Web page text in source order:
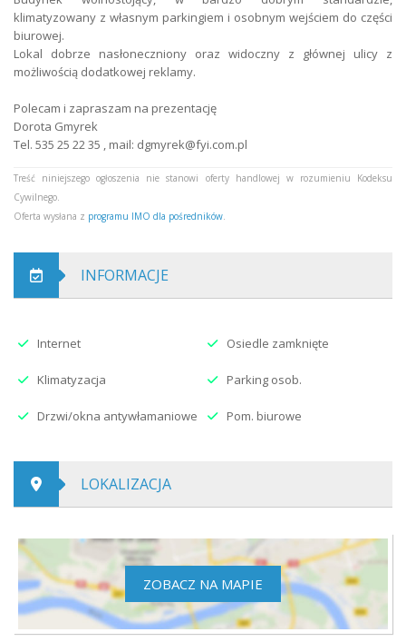
Ogrzewanie klimatyzowane
Liczba wejść 1
Typ lokalu
usługowy, usługi medyczne
klimatyzowany z własnym parkingiem i osobnym wejściem do części
biurowej.
Lokal dobrze nasłoneczniony oraz widoczny z głównej ulicy z
możliwością dodatkowej reklamy.
Polecam i zapraszam na prezentację
Dorota Gmyrek
Tel. 535 25 22 35 , mail: dgmyrek@fyi.com.pl
Treść niniejszego ogłoszenia nie stanowi oferty handlowej w rozumieniu Kodeksu
Cywilnego.
Oferta wysłana z programu IMO dla pośredników
INFORMACJE
Internet Osiedle zamknięte
Klimatyzacja Parking osob.
Drzwi/okna antywłamaniowe Pom. biurowe
LOKALIZACJA
ZOBACZ NA MAPIE